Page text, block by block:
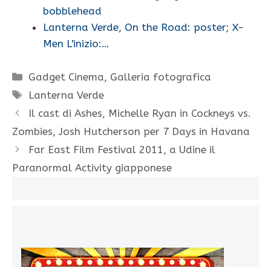
bobblehead
Lanterna Verde, On the Road: poster; X-
Men L'inizio:…
Categorie
Gadget Cinema, Galleria fotografica
Tag
Lanterna Verde
Il cast di Ashes, Michelle Ryan in Cockneys vs.
Zombies, Josh Hutcherson per 7 Days in Havana
Far East Film Festival 2011, a Udine il
Paranormal Activity giapponese